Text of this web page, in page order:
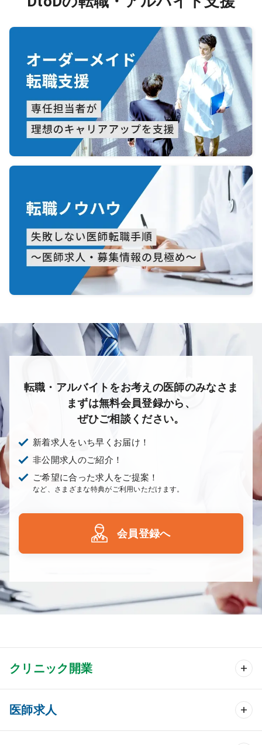
転職・アルバイトをお考えの医師のみなさま
まずは無料会員登録から、
ぜひご相談ください。
新着求人をいち早くお届け！
非公開求人のご紹介！
ご希望に合った求人をご提案！
など、さまざまな特典がご利用いただけます。
会員登録へ
クリニック開業
クリニック開業 TOP
クリニック物件検索
医師求人